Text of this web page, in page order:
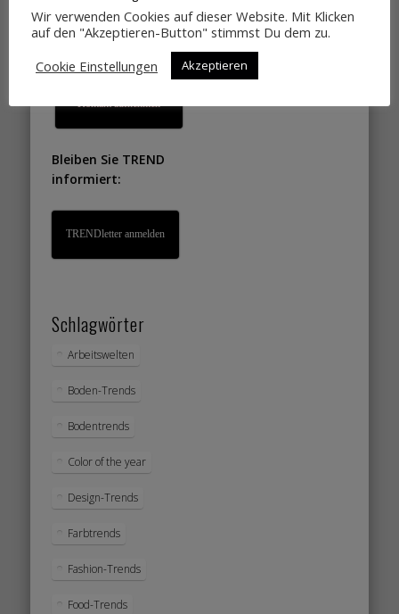
Lifestyletrends, die
Sie gut verkaufen?
Dann einfach
Kontakt aufnehmen
Bleiben Sie TREND
informiert:
TRENDletter anmelden
Schlagwörter
Arbeitswelten
Boden-Trends
Bodentrends
Color of the year
Design-Trends
Farbtrends
Fashion-Trends
Food-Trends
Wir verwenden Cookies auf dieser Website. Mit Klicken
auf den "Akzeptieren-Button" stimmst Du dem zu.
Cookie Einstellungen
Akzeptieren